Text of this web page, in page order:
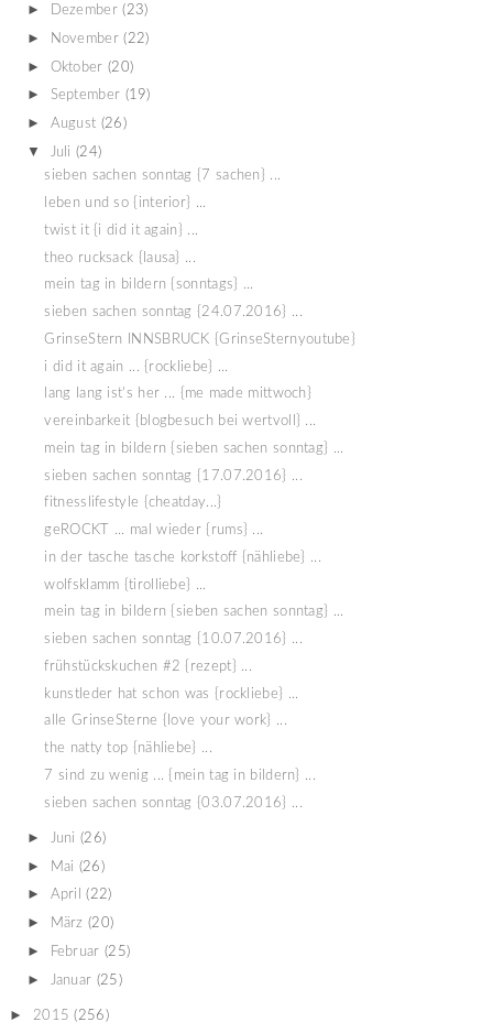
► Dezember (23)
► November (22)
► Oktober (20)
► September (19)
► August (26)
▼ Juli (24)
sieben sachen sonntag {7 sachen} ...
leben und so {interior} ...
twist it {i did it again} ...
theo rucksack {lausa} ...
mein tag in bildern {sonntags} ...
sieben sachen sonntag {24.07.2016} ...
GrinseStern INNSBRUCK {GrinseSternyoutube}
i did it again ... {rockliebe} ...
lang lang ist's her ... {me made mittwoch}
vereinbarkeit {blogbesuch bei wertvoll} ...
mein tag in bildern {sieben sachen sonntag} ...
sieben sachen sonntag {17.07.2016} ...
fitnesslifestyle {cheatday...}
geROCKT ... mal wieder {rums} ...
in der tasche tasche korkstoff {nähliebe} ...
wolfsklamm {tirolliebe} ...
mein tag in bildern {sieben sachen sonntag} ...
sieben sachen sonntag {10.07.2016} ...
frühstückskuchen #2 {rezept} ...
kunstleder hat schon was {rockliebe} ...
alle GrinseSterne {love your work} ...
the natty top {nähliebe} ...
7 sind zu wenig ... {mein tag in bildern} ...
sieben sachen sonntag {03.07.2016} ...
► Juni (26)
► Mai (26)
► April (22)
► März (20)
► Februar (25)
► Januar (25)
► 2015 (256)